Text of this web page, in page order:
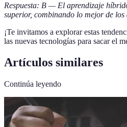
Respuesta: B — El aprendizaje
superior, combinando lo mejor de los
¡Te invitamos a explorar estas
las nuevas tecnologías para sacar el
Artículos similares
Continúa leyendo